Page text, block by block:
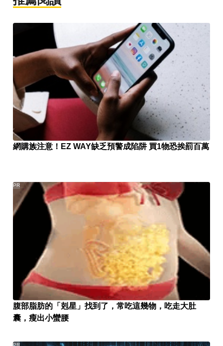
網購族注意！EZ WAY缺乏預警成陷阱 買1物恐挨罰百萬
腹部脂肪的「剋星」找到了，常吃這幾物，吃走大肚
囊，瘦出小蠻腰
PR
PR